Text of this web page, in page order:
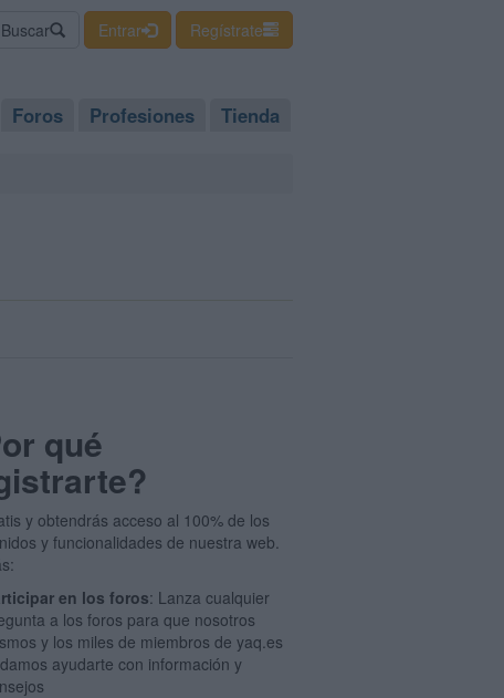
Buscar Entrar Regístrate
Foros Profesiones Tienda
qué
y obtendrás acceso al 100% de los
y funcionalidades de nuestra web.
en los foros: Lanza cualquier
a los foros para que nosotros
y los miles de miembros de yaq.es
ayudarte con información y